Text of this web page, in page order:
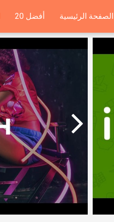
أفضل 20 الصفحة الرئيسية